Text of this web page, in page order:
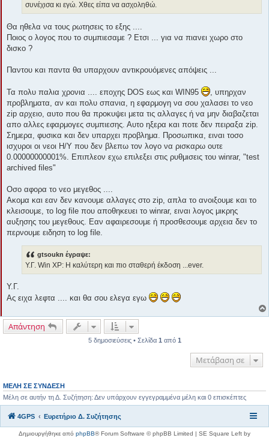
συνέχισα κι εγώ. Χθες είπα να ασχοληθώ.
Θα ηθελα να τους ρωτησεις το εξης ....
Ποιος ο λογος που το συμπιεσαμε ? Ετσι ... για να πιανει χωρο στο
δισκο ?
Παντου και παντα θα υπαρχουν αντικρουόμενες απόψεις ...
Τα πολυ παλια χρονια .... εποχης DOS εως και WIN95
, υπηρχαν
προβληματα, αν και πολυ σπανια, η εφαρμογη να σου χαλασει το νεο
zip αρχειο, αυτο που θα προκυψει μετα τις αλλαγες ή να μην διαβαζεται
απο αλλες εφαρμογες συμπιεσης. Αυτο ηξερα και ποτε δεν πειραξα zip.
Σημερα, φυσικα και δεν υπαρχει προβλημα. Προσωπικα, ειναι τοσο
ισχυροι οι νεοι Η/Υ που δεν βλεπω τον λογο να ρισκαρω ουτε
0.00000000001%. Επιπλεον εχω επιλεξει στις ρυθμισεις του winrar, "test
archived files"
Οσο αφορα το νεο μεγεθος ....
Ακομα και εαν δεν κανουμε αλλαγες στο zip, απλα το ανοιξουμε και το
κλεισουμε, το log file που αποθηκευει το winrar, ειναι λογος μικρης
αυξησης του μεγεθους. Εαν αφαιρεσουμε ή προσθεσουμε αρχεια δεν το
περνουμε ειδηση το log file.
gtsoukn έγραψε:
Υ.Γ. Win XP: Η καλύτερη και πιο σταθερή έκδοση ...ever.
Υ.Γ.
Ας ειχα λεφτα .... και θα σου ελεγα εγω
Απάντηση
5 δημοσιεύσεις • Σελίδα 1 από 1
Μετάβαση σε
ΜΈΛΗ ΣΕ ΣΎΝΔΕΣΗ
Μέλη σε αυτήν τη Δ. Συζήτηση: Δεν υπάρχουν εγγεγραμμένα μέλη και 0 επισκέπτες
4GPS Ευρετήριο Δ. Συζήτησης
Δημιουργήθηκε από phpBB® Forum Software © phpBB Limited | SE Square Left by